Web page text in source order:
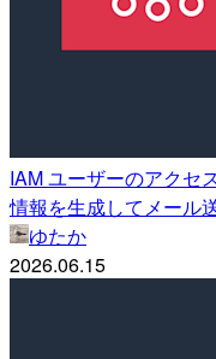
IAM ユーザーのアクセ
情報を生成してメール
ゆたか
2026.06.15